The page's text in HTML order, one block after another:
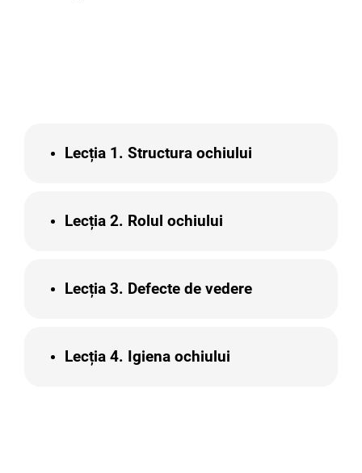
Lecția 1. Structura ochiului
Lecția 2. Rolul ochiului
Lecția 3. Defecte de vedere
Lecția 4. Igiena ochiului